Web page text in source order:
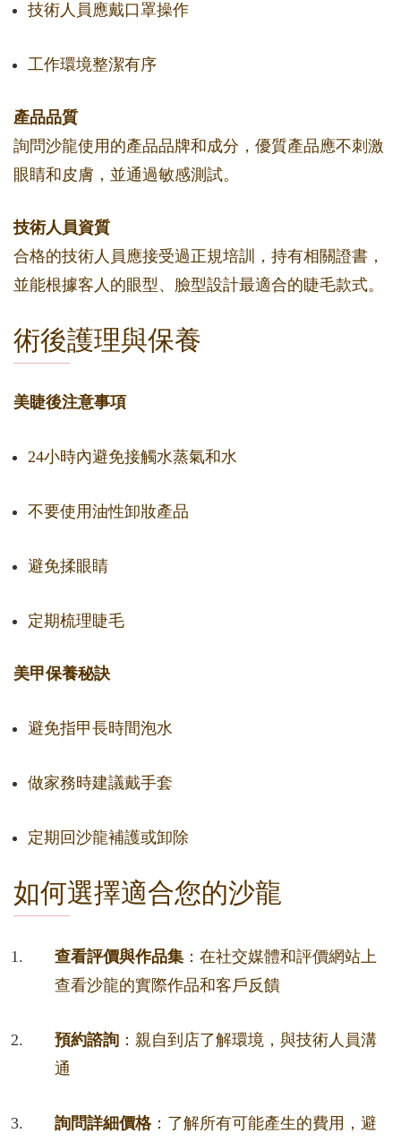
技術人員應戴口罩操作
工作環境整潔有序
產品品質
詢問沙龍使用的產品品牌和成分，優質產品應不刺激
眼睛和皮膚，並通過敏感測試。
技術人員資質
合格的技術人員應接受過正規培訓，持有相關證書，
並能根據客人的眼型、臉型設計最適合的睫毛款式。
術後護理與保養
美睫後注意事項
24小時內避免接觸水蒸氣和水
不要使用油性卸妝產品
避免揉眼睛
定期梳理睫毛
美甲保養秘訣
避免指甲長時間泡水
做家務時建議戴手套
定期回沙龍補護或卸除
如何選擇適合您的沙龍
查看評價與作品集 ：在社交媒體和評價網站上
查看沙龍的實際作品和客戶反饋
預約諮詢 ：親自到店了解環境，與技術人員溝
通
詢問詳細價格：了解所有可能產生的費用，避